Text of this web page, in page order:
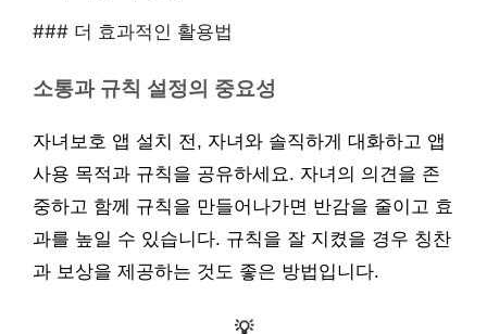
### 더 효과적인 활용법
소통과 규칙 설정의 중요성
자녀보호 앱 설치 전, 자녀와 솔직하게 대화하고 앱
사용 목적과 규칙을 공유하세요. 자녀의 의견을 존
중하고 함께 규칙을 만들어나가면 반감을 줄이고 효
과를 높일 수 있습니다. 규칙을 잘 지켰을 경우 칭찬
과 보상을 제공하는 것도 좋은 방법입니다.
💡